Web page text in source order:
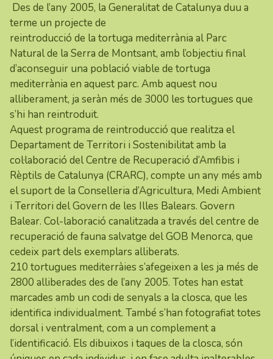
Des de l’any 2005, la Generalitat de Catalunya duu a
terme un projecte de
reintroducció de la tortuga mediterrània al Parc
Natural de la Serra de Montsant, amb l’objectiu final
d’aconseguir una població viable de tortuga
mediterrània en aquest parc. Amb aquest nou
alliberament, ja seràn més de 3000 les tortugues que
s’hi han reintroduit.
Aquest programa de reintroducció que realitza el
Departament de Territori i Sostenibilitatamb la
col·laboració del Centre de Recuperació d’Amfibis i
Rèptils de Catalunya (CRARC), compte un any més amb
el suport de laConselleria d’Agricultura, Medi Ambient
i Territori del Govern de les Illes Balears. Govern
Balear. Col-laboració canalitzada a través del centre de
recuperació de fauna salvatge delGOB Menorca, que
cedeix part dels exemplars alliberats.
210 tortugues mediterràies s’afegeixen a les ja més de
2800 alliberades des de l’any 2005. Totes han estat
marcades amb un codi de senyals a la closca, que les
identifica individualment. També s’han fotografiat totes
dorsal i ventralment, com a un complement a
l’identificació. Els dibuixos i taques de la closca, són